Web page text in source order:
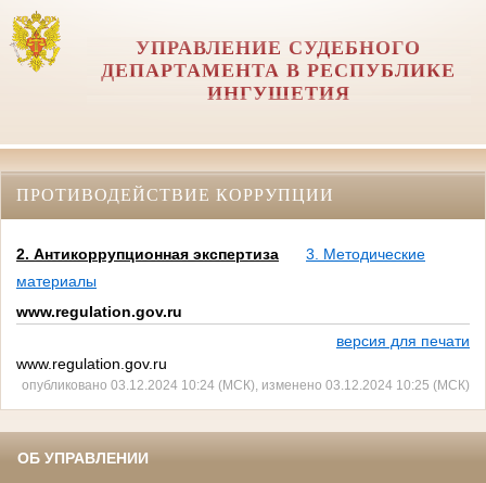
УПРАВЛЕНИЕ СУДЕБНОГО
ДЕПАРТАМЕНТА В РЕСПУБЛИКЕ
ИНГУШЕТИЯ
ПРОТИВОДЕЙСТВИЕ КОРРУПЦИИ
2. Антикоррупционная экспертиза
3. Методические
материалы
www.regulation.gov.ru
версия для печати
www.regulation.gov.ru
опубликовано 03.12.2024 10:24 (МСК), изменено 03.12.2024 10:25 (МСК)
ОБ УПРАВЛЕНИИ